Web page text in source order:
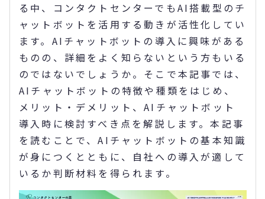
る中、コンタクトセンターでもAI搭載型のチ
ャットボットを活用する動きが活性化してい
ます。AIチャットボットの導入に興味がある
ものの、詳細をよく知らないという方もいる
のではないでしょうか。そこで本記事では、
AIチャットボットの特徴や種類をはじめ、
メリット・デメリット、AIチャットボット
導入時に検討すべき点を解説します。本記事
を読むことで、AIチャットボットの基本知識
が身につくとともに、自社への導入が適して
いるか判断材料を得られます。